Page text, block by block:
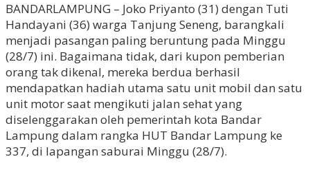
BANDARLAMPUNG – Joko Priyanto (31) dengan Tuti
Handayani (36) warga Tanjung Seneng, barangkali
menjadi pasangan paling beruntung pada Minggu
(28/7) ini. Bagaimana tidak, dari kupon pemberian
orang tak dikenal, mereka berdua berhasil
mendapatkan hadiah utama satu unit mobil dan satu
unit motor saat mengikuti jalan sehat yang
diselenggarakan oleh pemerintah kota Bandar
Lampung dalam rangka HUT Bandar Lampung ke
337, di lapangan saburai Minggu (28/7).